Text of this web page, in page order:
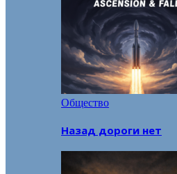
Общество
Назад дороги нет